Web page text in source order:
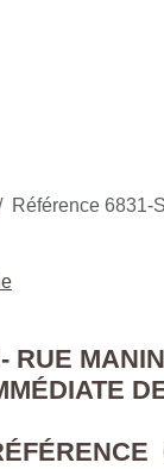
Référence 6831-
RUE